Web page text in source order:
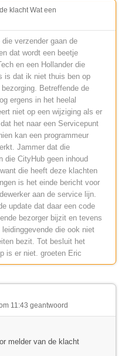
klacht Wat een
verzender gaan de
dat wordt een beetje
en een Hollander die
is dat ik niet thuis ben op
Betreffende de
ergens in het heelal
niet op een wijziging als er
het naar een Servicepunt
kan een programmeur
Jammer dat die
die CityHub geen inhoud
die heeft deze klachten
is het einde bericht voor
aan de service lijn.
update dat daar een code
bezorger bijzit en tevens
die ook niet
bezit. Tot besluit het
is er niet. groeten Eric
11:43 geantwoord
melder van de klacht